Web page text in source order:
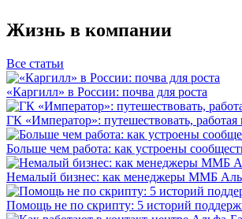
Жизнь в компании
Все статьи
«Каргилл» в России: почва для роста
ГК «Император»: путешествовать, работая
Больше чем работа: как устроены
Немалый бизнес: как менеджеры ММБ
Помощь не по скрипту: 5 историй